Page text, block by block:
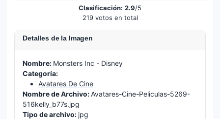
Clasificación: 2.9/5
219 votos en total
Detalles de la Imagen
Nombre: Monsters Inc - Disney
Categoría:
Avatares De Cine
Nombre de Archivo:Avatares-Cine-Peliculas-5269-
516kelly_b77s.jpg
Tipo de archivo: jpg